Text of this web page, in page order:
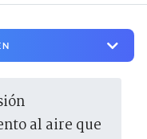
al aire que